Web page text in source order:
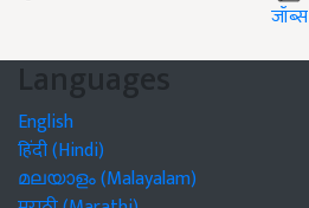
जॉब्स
Languages
English
हिंदी (Hindi)
മലയാളം (Malayalam)